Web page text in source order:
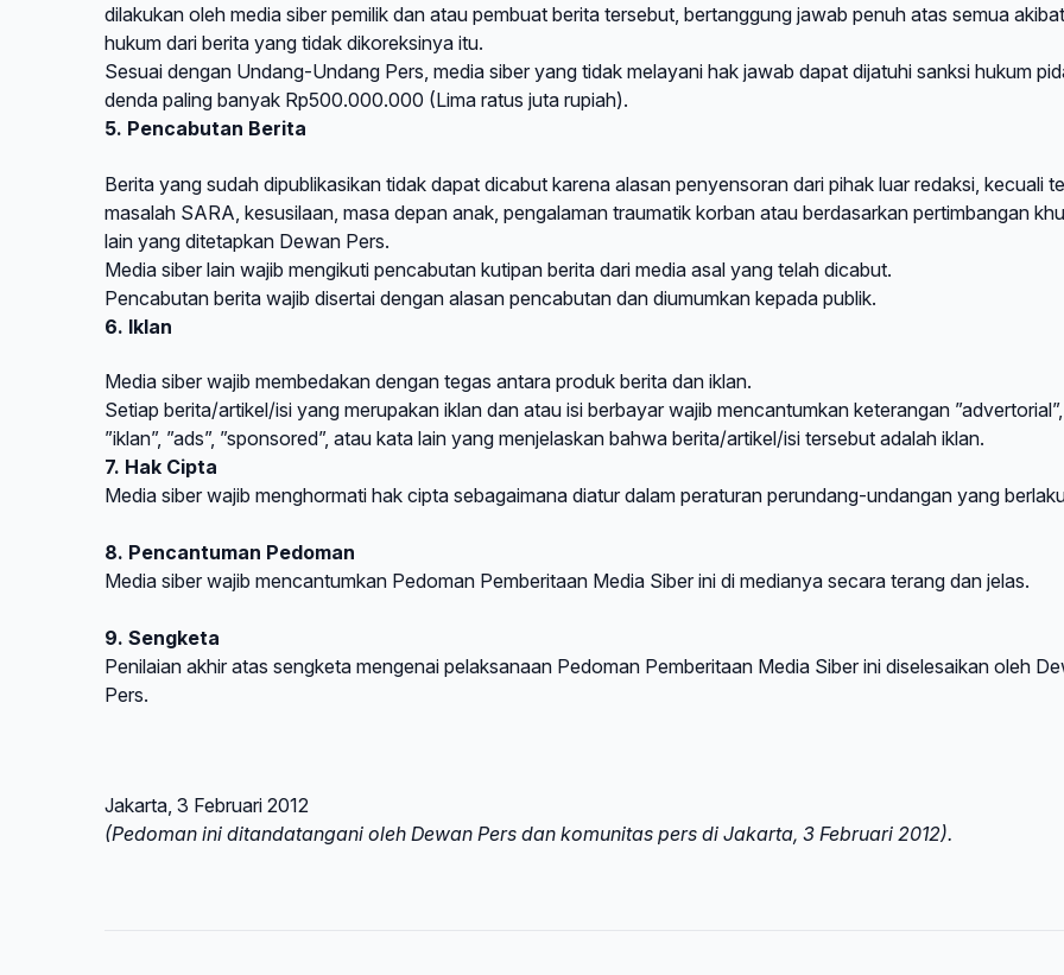
dilakukan oleh media siber pemilik dan atau pembuat berita tersebut, bertanggung jawab penuh atas semua akibat
hukum dari berita yang tidak dikoreksinya itu.
Sesuai dengan Undang-Undang Pers, media siber yang tidak melayani hak jawab dapat dijatuhi sanksi hukum
denda paling banyak Rp500.000.000 (Lima ratus juta rupiah).
5. Pencabutan Berita
Berita yang sudah dipublikasikan tidak dapat dicabut karena alasan penyensoran dari pihak luar redaksi, kecuali
masalah SARA, kesusilaan, masa depan anak, pengalaman traumatik korban atau berdasarkan pertimbangan
lain yang ditetapkan Dewan Pers.
Media siber lain wajib mengikuti pencabutan kutipan berita dari media asal yang telah dicabut.
Pencabutan berita wajib disertai dengan alasan pencabutan dan diumumkan kepada publik.
6. Iklan
Media siber wajib membedakan dengan tegas antara produk berita dan iklan.
Setiap berita/artikel/isi yang merupakan iklan dan atau isi berbayar wajib mencantumkan keterangan ”advertorial”,
”iklan”, ”ads”, ”sponsored”, atau kata lain yang menjelaskan bahwa berita/artikel/isi tersebut adalah iklan.
7. Hak Cipta
Media siber wajib menghormati hak cipta sebagaimana diatur dalam peraturan perundang-undangan yang
8. Pencantuman Pedoman
Media siber wajib mencantumkan Pedoman Pemberitaan Media Siber ini di medianya secara terang dan jelas.
9. Sengketa
Penilaian akhir atas sengketa mengenai pelaksanaan Pedoman Pemberitaan Media Siber ini diselesaikan oleh
Pers.
Jakarta, 3 Februari 2012
(Pedoman ini ditandatangani oleh Dewan Pers dan komunitas pers di Jakarta, 3 Februari 2012).